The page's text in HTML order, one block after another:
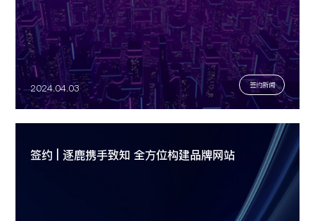
2024.04.03 签约新闻
签约 | 逐鹿携手致知 全方位构建品牌网站